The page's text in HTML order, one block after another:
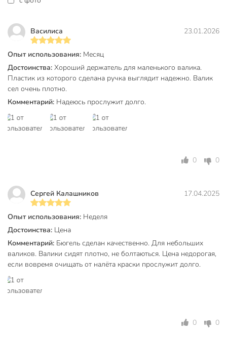
Василиса 23.01.2026
Опыт использования: Месяц
Достоинства: Хороший держатель для маленького валика.
Пластик из которого сделана ручка выглядит надежно. Валик
сел очень плотно.
Комментарий: Надеюсь прослужит долго.
0 0
Сергей Калашников 17.04.2025
Опыт использования: Неделя
Достоинства: Цена
Комментарий: Бюгель сделан качественно. Для небольших
валиков. Валики сидят плотно, не болтаються. Цена недорогая,
если вовремя очищать от налёта краски прослужит долго.
0 0